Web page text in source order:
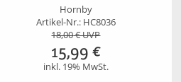
Hornby
Artikel-Nr.: HC8036
18,00€ UVP
15,99 €
inkl. 19% MwSt.